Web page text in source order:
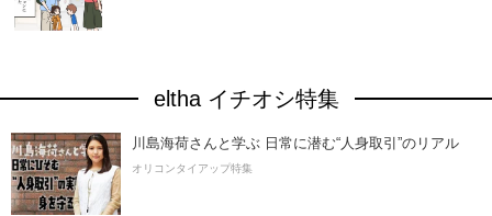
eltha イチオシ特集
川島海荷さんと学ぶ 日常に潜む“人身取引”のリアル
オリコンタイアップ特集